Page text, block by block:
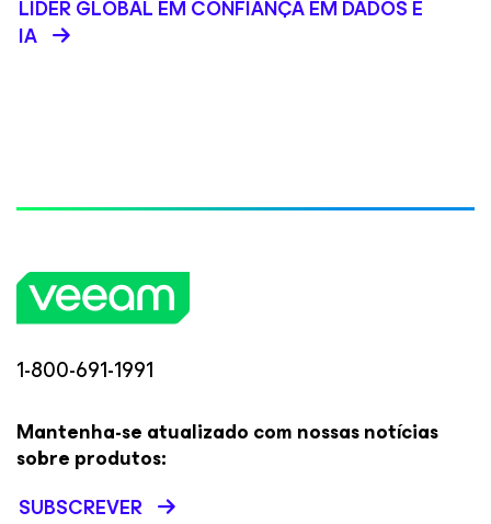
LÍDER GLOBAL EM CONFIANÇA EM DADOS E
IA
1-800-691-1991
Mantenha-se atualizado com nossas notícias
sobre produtos:
SUBSCREVER